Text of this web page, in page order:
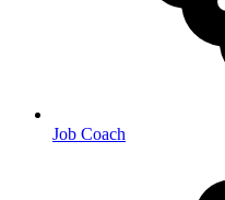
Job Coach